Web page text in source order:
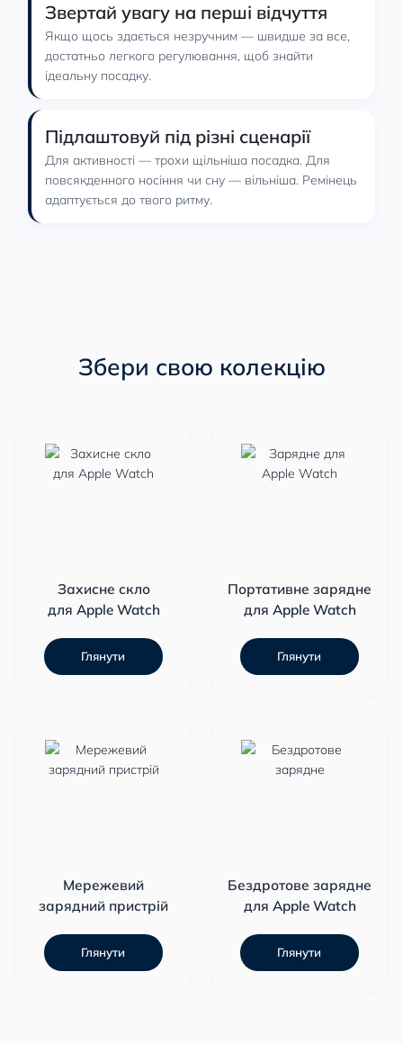
Звертай увагу на перші відчуття
Якщо щось здається незручним — швидше за все,
достатньо легкого регулювання, щоб знайти
ідеальну посадку.
Підлаштовуй під різні сценарії
Для активності — трохи щільніша посадка. Для
повсякденного носіння чи сну — вільніша. Ремінець
адаптується до твого ритму.
Збери свою колекцію
Захисне скло
для Apple Watch
Глянути
Портативне зарядне
для Apple Watch
Глянути
Мережевий
зарядний пристрій
Глянути
Бездротове зарядне
для Apple Watch
Глянути